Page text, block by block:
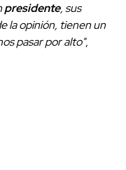
presidente, sus
la opinión, tienen un
pasar por alto",